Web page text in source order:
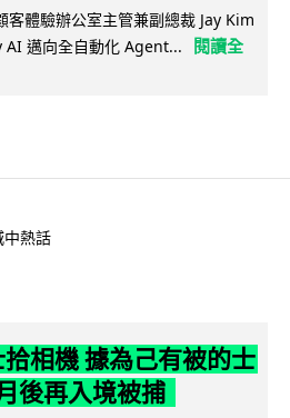
體驗辦公室主管兼副總裁 Jay Kim
AI 邁向全自動化 Agent...
閱讀全
中熱話
相機 據為己有被的士
後再入境被捕